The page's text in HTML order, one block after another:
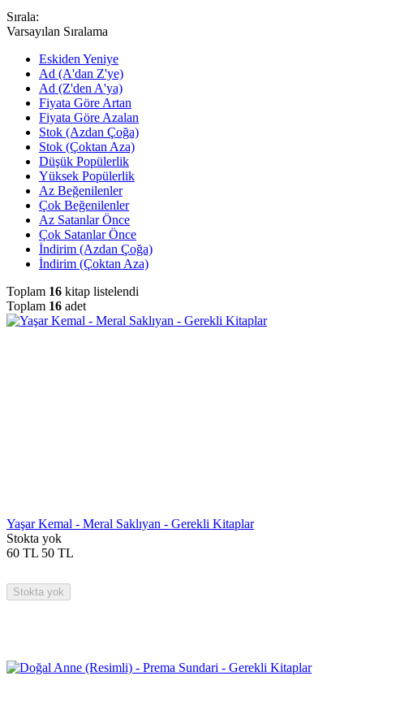
Sırala:
Varsayılan Sıralama
Eskiden Yeniye
Ad (A'dan Z'ye)
Ad (Z'den A'ya)
Fiyata Göre Artan
Fiyata Göre Azalan
Stok (Azdan Çoğa)
Stok (Çoktan Aza)
Düşük Popülerlik
Yüksek Popülerlik
Az Beğenilenler
Çok Beğenilenler
Az Satanlar Önce
Çok Satanlar Önce
İndirim (Azdan Çoğa)
İndirim (Çoktan Aza)
Toplam 16 kitap listelendi
Toplam 16 adet
Yaşar Kemal - Meral Saklıyan - Gerekli Kitaplar
Stokta yok
60 TL 50 TL
Stokta yok